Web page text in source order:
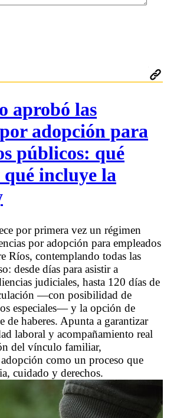
aprobó las
adopción para
públicos: qué
incluye la
por primera vez un régimen
por adopción para empleados
Ríos, contemplando todas las
desde días para asistir a
judiciales, hasta 120 días de
—con posibilidad de
especiales— y la opción de
de haberes. Apunta a garantizar
laboral y acompañamiento real
del vínculo familiar,
como un proceso que
cuidado y derechos.